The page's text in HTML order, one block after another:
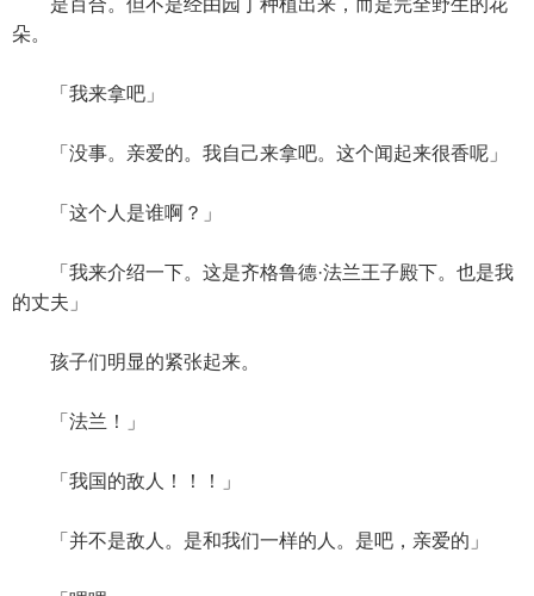
是百合。但不是经由园丁种植出来，而是完全野生的花
朵。
「我来拿吧」
「没事。亲爱的。我自己来拿吧。这个闻起来很香呢」
「这个人是谁啊？」
「我来介绍一下。这是齐格鲁德·法兰王子殿下。也是我
的丈夫」
孩子们明显的紧张起来。
「法兰！」
「我国的敌人！！！」
「并不是敌人。是和我们一样的人。是吧，亲爱的」